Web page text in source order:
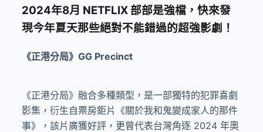
2024年8月 NETFLIX 部部是強檔，快來發
現今年夏天那些絕對不能錯過的超強影劇！
《正港分局》GG Precinct
《正港分局》融合多種類型，是一部獨特的犯罪喜劇
影集，衍生自票房鉅片《關於我和鬼變成家人的那件
事》，該片廣獲好評，更曾代表台灣角逐 2024 年奧